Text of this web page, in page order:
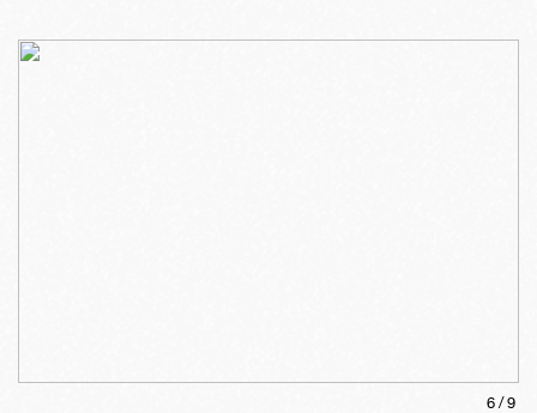
6 /9